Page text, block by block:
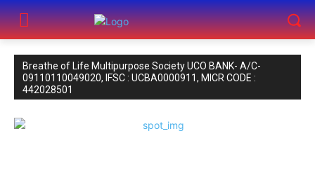
Breathe of Life Multipurpose Society UCO BANK- A/C-
09110110049020, IFSC : UCBA0000911, MICR CODE :
442028501